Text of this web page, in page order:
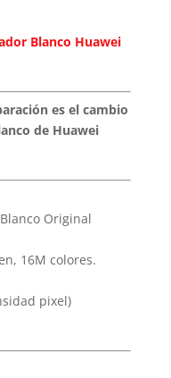
Blanco Huawei
es el cambio
de Huawei
Original
16M colores.
pixel)